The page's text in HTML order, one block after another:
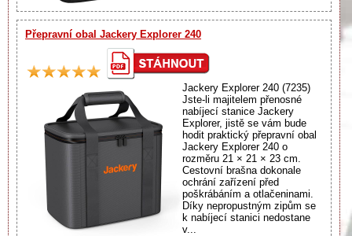
Přepravní obal Jackery Explorer 240
Jackery Explorer 240 (7235)
Jste-li majitelem přenosné
nabíjecí stanice Jackery
Explorer, jistě se vám bude
hodit praktický přepravní obal
Jackery Explorer 240 o
rozměru 21 × 21 × 23 cm.
Cestovní brašna dokonale
ochrání zařízení před
poškrábáním a otlačeninami.
Díky nepropustným zipům se
k nabíjecí stanici nedostane
v...